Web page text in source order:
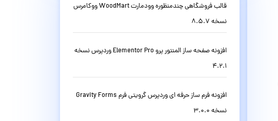
قالب فروشگاهی چندمنظوره وودمارت WoodMart ووکامرس
نسخه 8.5.7
افزونه صفحه ساز المنتور پرو Elementor Pro وردپرس نسخه
4.2.1
افزونه فرم ساز حرفه ای وردپرس گرویتی فرم Gravity Forms
نسخه 3.0.0